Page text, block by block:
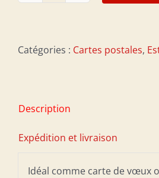
postale
cm
-
Catégories : Cartes postales,
Description
Expédition et livraison
Idéal comme carte de vœux